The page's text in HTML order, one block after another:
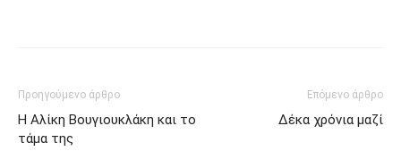
Προηγούμενο άρθρο
Η Αλίκη Βουγιουκλάκη και το
τάμα της
Επόμενο άρθρο
Δέκα χρόνια μαζί